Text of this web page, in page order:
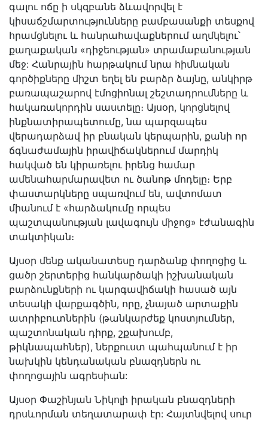
գալու ոճը ի սկզբանե ձևավորվել է
կիսաճշմարտությունները բամբասանքի տեսքով
հրամցնելու և հանրահավաքներում աղմկելու՝
քաղաքական «դիջեության» տրամաբանության
մեջ: Հանրային հարթակում նրա հիմնական
գործիքները միշտ եղել են բարձր ձայնը, անկիրթ
բառապաշարով էմոցիոնալ շեշտադրումները և
հակառակորդին սաստելը։ Այսօր, կորցնելով
ինքնատիրապետումը, նա պարզապես
վերադարձավ իր բնական կերպարին, քանի որ
ճգնաժամային իրավիճակներում մարդիկ
հակված են կիրառելու իրենց համար
ամենահարմարավետ ու ծանոթ մոդելը։ Երբ
փաստարկները սպառվում են, ավտոմատ
միանում է «հարձակումը որպես
պաշտպանության լավագույն միջոց» էժանագին
տակտիկան։
Այսօր մենք ականատեսը դարձանք փողոցից և
ցածր շերտերից հանկարծակի իշխանական
բարձունքների ու կարգավիճակի հասած այն
տեսակի վարքագծին, որը, չնայած արտաքին
ատրիբուտներին (թանկարժեք կոստյումներ,
պաշտոնական դիրք, շքախումբ,
թիկնապահներ), ներքուստ պահպանում է իր
նախկին կենդանական բնազդներն ու
փողոցային ագրեսիան:
Այսօր Փաշինյան Նիկոլի իրական բնազդների
դրսևորման տեղատարափ էր: Հայտնվելով սուր